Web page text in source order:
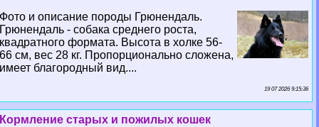
Фото и описание породы Грюнендаль.
Грюнендаль - собака среднего роста,
квадратного формата. Высота в холке 56-
66 см, вес 28 кг. Пропорционально сложена,
имеет благородный вид....
19 07 2026 9:15:36
Кормление старых и пожилых кошек